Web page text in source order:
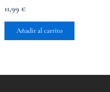
11,99 €
Añadir al carrito